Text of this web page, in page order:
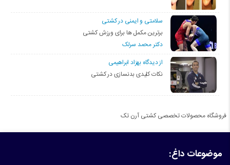
سلامتی و ایمنی در کشتی
برترین مکمل ها برای ورزش کشتی
دکتر محمد سرلک
از دیدگاه بهزاد ابراهیمی
نکات کلیدی بدنسازی در کشتی
فروشگاه محصولات تخصصی کشتی آرن تک
موضوعات داغ: